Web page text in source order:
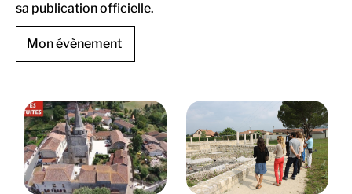
sa publication officielle.
Mon évènement